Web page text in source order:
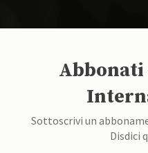
Abbonati
Sottoscrivi un
Disdici